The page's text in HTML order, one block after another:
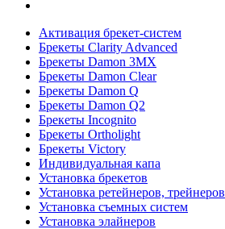
Активация брекет-систем
Брекеты Clarity Advanced
Брекеты Damon 3MX
Брекеты Damon Clear
Брекеты Damon Q
Брекеты Damon Q2
Брекеты Incognito
Брекеты Ortholight
Брекеты Victory
Индивидуальная капа
Установка брекетов
Установка ретейнеров, трейнеров
Установка съемных систем
Установка элайнеров